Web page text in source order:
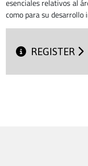
esenciales relativos al
como para su desarrollo
REGISTER